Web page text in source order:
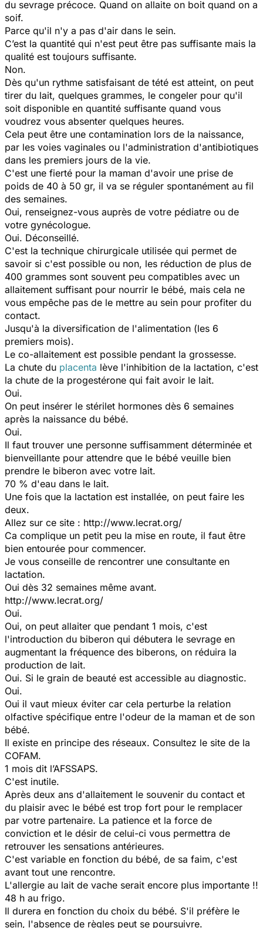
du sevrage précoce. Quand on allaite on boit quand on a
soif.
Parce qu'il n'y a pas d'air dans le sein.
C’est la quantité qui n'est peut être pas suffisante mais la
qualité est toujours suffisante.
Non.
Dès qu'un rythme satisfaisant de tété est atteint, on peut
tirer du lait, quelques grammes, le congeler pour qu'il
soit disponible en quantité suffisante quand vous
voudrez vous absenter quelques heures.
Cela peut être une contamination lors de la naissance,
par les voies vaginales ou l'administration d'antibiotiques
dans les premiers jours de la vie.
C'est une fierté pour la maman d'avoir une prise de
poids de 40 à 50 gr, il va se réguler spontanément au fil
des semaines.
Oui, renseignez-vous auprès de votre pédiatre ou de
votre gynécologue.
Oui. Déconseillé.
C'est la technique chirurgicale utilisée qui permet de
savoir si c'est possible ou non, les réduction de plus de
400 grammes sont souvent peu compatibles avec un
allaitement suffisant pour nourrir le bébé, mais cela ne
vous empêche pas de le mettre au sein pour profiter du
contact.
Jusqu'à la diversification de l'alimentation (les 6
premiers mois).
Le co-allaitement est possible pendant la grossesse.
La chute du placenta lève l'inhibition de la lactation, c'est
la chute de la progestérone qui fait avoir le lait.
Oui.
On peut insérer le stérilet hormones dès 6 semaines
après la naissance du bébé.
Oui.
Il faut trouver une personne suffisamment déterminée et
bienveillante pour attendre que le bébé veuille bien
prendre le biberon avec votre lait.
70 % d'eau dans le lait.
Une fois que la lactation est installée, on peut faire les
deux.
Allez sur ce site : http://www.lecrat.org/
Ca complique un petit peu la mise en route, il faut être
bien entourée pour commencer.
Je vous conseille de rencontrer une consultante en
lactation.
Oui dès 32 semaines même avant.
http://www.lecrat.org/
Oui.
Oui, on peut allaiter que pendant 1 mois, c'est
l'introduction du biberon qui débutera le sevrage en
augmentant la fréquence des biberons, on réduira la
production de lait.
Oui. Si le grain de beauté est accessible au diagnostic.
Oui.
Oui il vaut mieux éviter car cela perturbe la relation
olfactive spécifique entre l'odeur de la maman et de son
bébé.
Il existe en principe des réseaux. Consultez le site de la
COFAM.
1 mois dit l’AFSSAPS.
C'est inutile.
Après deux ans d'allaitement le souvenir du contact et
du plaisir avec le bébé est trop fort pour le remplacer
par votre partenaire. La patience et la force de
conviction et le désir de celui-ci vous permettra de
retrouver les sensations antérieures.
C'est variable en fonction du bébé, de sa faim, c'est
avant tout une rencontre.
L'allergie au lait de vache serait encore plus importante !!
48 h au frigo.
Il durera en fonction du choix du bébé. S'il préfère le
sein, l'absence de règles peut se poursuivre.